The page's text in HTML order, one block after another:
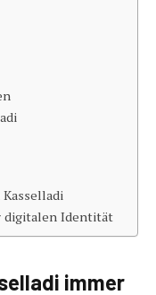
digitalen Identität
immer